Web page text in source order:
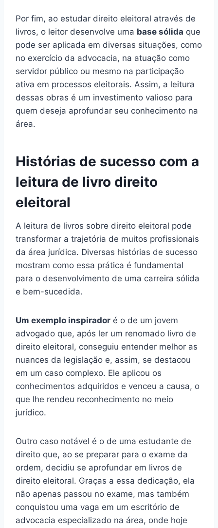
Por fim, ao estudar direito eleitoral através de
livros, o leitor desenvolve uma base sólida que
pode ser aplicada em diversas situações, como
no exercício da advocacia, na atuação como
servidor público ou mesmo na participação
ativa em processos eleitorais. Assim, a leitura
dessas obras é um investimento valioso para
quem deseja aprofundar seu conhecimento na
área.
Histórias de sucesso com a
leitura de livro direito
eleitoral
A leitura de livros sobre direito eleitoral pode
transformar a trajetória de muitos profissionais
da área jurídica. Diversas histórias de sucesso
mostram como essa prática é fundamental
para o desenvolvimento de uma carreira sólida
e bem-sucedida.
Um exemplo inspirador é o de um jovem
advogado que, após ler um renomado livro de
direito eleitoral, conseguiu entender melhor as
nuances da legislação e, assim, se destacou
em um caso complexo. Ele aplicou os
conhecimentos adquiridos e venceu a causa, o
que lhe rendeu reconhecimento no meio
jurídico.
Outro caso notável é o de uma estudante de
direito que, ao se preparar para o exame da
ordem, decidiu se aprofundar em livros de
direito eleitoral. Graças a essa dedicação, ela
não apenas passou no exame, mas também
conquistou uma vaga em um escritório de
advocacia especializado na área, onde hoje